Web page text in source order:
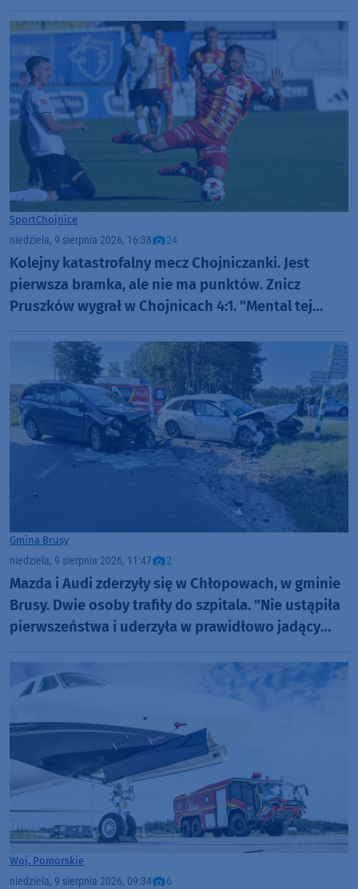
SportChojnice
niedziela, 9 sierpnia 2026, 16:38 24
Kolejny katastrofalny mecz Chojniczanki. Jest
pierwsza bramka, ale nie ma punktów. Znicz
Pruszków wygrał w Chojnicach 4:1. "Mental tej
Gmina Brusy
niedziela, 9 sierpnia 2026, 11:47 2
Mazda i Audi zderzyły się w Chłopowach, w gminie
Brusy. Dwie osoby trafiły do szpitala. "Nie ustąpiła
pierwszeństwa i uderzyła w prawidłowo jadący
Woj. Pomorskie
niedziela, 9 sierpnia 2026, 09:34 6